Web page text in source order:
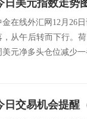
金在线外汇网12月26
，从午后转而下行。
美元净多头仓位减少
日交易机会提醒